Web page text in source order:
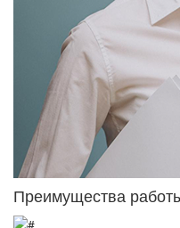
Преимущества